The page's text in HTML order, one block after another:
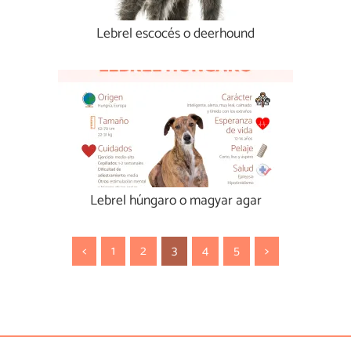
Lebrel escocés o deerhound
Lebrel húngaro o magyar agar
< 1 2 3 4 5 >